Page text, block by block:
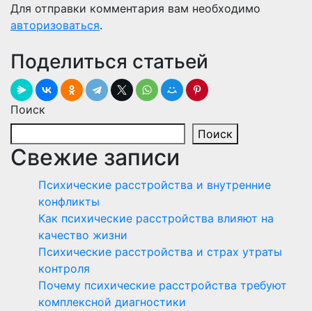
Для отправки комментария вам необходимо
авторизоваться.
Поделиться статьей
Поиск
Поиск
Свежие записи
Психические расстройства и внутренние
конфликты
Как психические расстройства влияют на
качество жизни
Психические расстройства и страх утраты
контроля
Почему психические расстройства требуют
комплексной диагностики